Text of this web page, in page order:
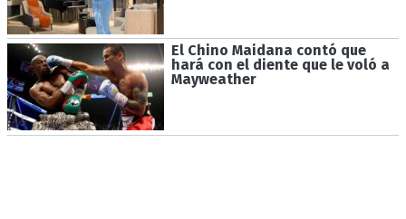
El Chino Maidana contó que
hará con el diente que le voló a
Mayweather